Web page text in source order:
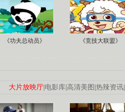
《功夫总动员》 《竞技大联盟》
大片放映厅|电影库|高清美图 |热辣资讯|